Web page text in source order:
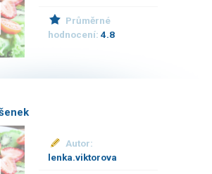
Průměrné
hodnocení:4.8
Autor:
lenka.viktorova